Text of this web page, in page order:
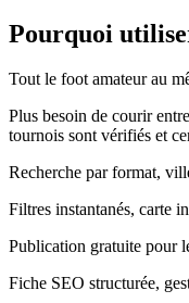
Pourquoi
Tout le foot amateur au
Plus besoin de courir
tournois sont vérifiés et
Recherche par format,
Filtres instantanés, carte
Publication gratuite pour
Fiche SEO structurée,